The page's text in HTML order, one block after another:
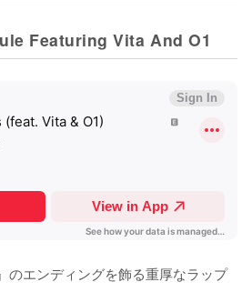
Featuring Vita And O1
のエンディングを飾る重厚なラップ